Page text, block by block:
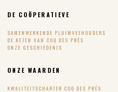
DE COÖPERATIEVE
SAMENWERKENDE PLUIMVEEHOUDERS
DE KETEN VAN COQ DES PRÉS
ONZE GESCHIEDENIS
ONZE WAARDEN
KWALITEITSCHARTER COQ DES PRÉS